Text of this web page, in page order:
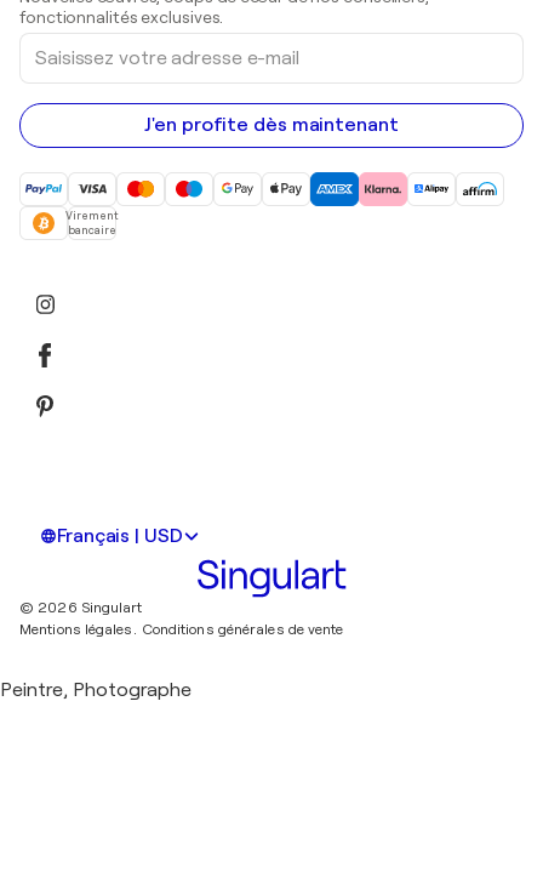
Peintures acryliques
fonctionnalités exclusives.
Saisissez
votre
adresse
e-
mail
J'en profite dès maintenant
Virement
bancaire
Français | USD
© 2026 Singulart
Mentions légales. Conditions générales de vente
Peintre, Photographe